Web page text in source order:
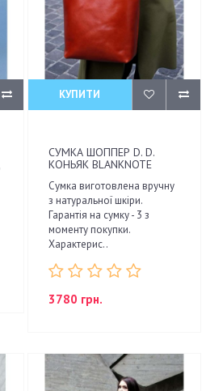
КУПИТИ
СУМКА ШОППЕР D. D.
КОНЬЯК BLANKNOTE
Сумка виготовлена вручну
з натуральної шкіри.
Гарантія на сумку - 3 з
моменту покупки.
Характерис..
3780 грн.